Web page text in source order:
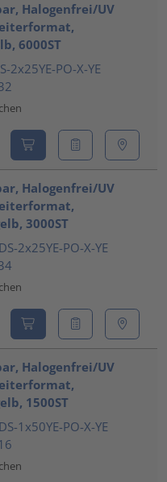
Halogenfrei/UV
6000ST
2x25YE-PO-X-YE
Halogenfrei/UV
3000ST
2x25YE-PO-X-YE
Halogenfrei/UV
1500ST
1x50YE-PO-X-YE